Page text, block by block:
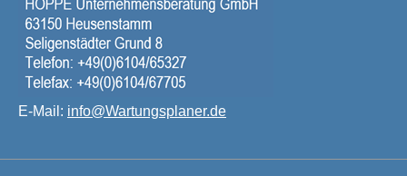
E-Mail: info@Wartungsplaner.de